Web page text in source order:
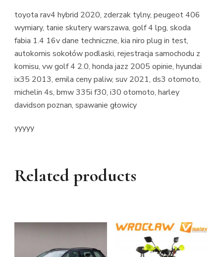
toyota rav4 hybrid 2020, zderzak tylny, peugeot 406
wymiary, tanie skutery warszawa, golf 4 lpg, skoda
fabia 1.4 16v dane techniczne, kia niro plug in test,
autokomis sokołów podlaski, rejestracja samochodu z
komisu, vw golf 4 2.0, honda jazz 2005 opinie, hyundai
ix35 2013, emila ceny paliw, suv 2021, ds3 otomoto,
michelin 4s, bmw 335i f30, i30 otomoto, harley
davidson poznan, spawanie głowicy
yyyyy
Related products